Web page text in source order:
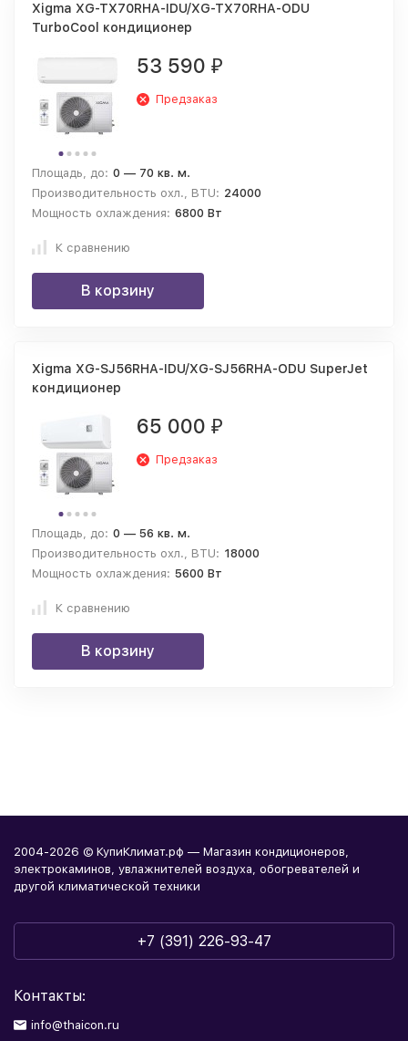
Xigma XG-TX70RHA-IDU/XG-TX70RHA-ODU
TurboCool кондиционер
53 590 ₽
Предзаказ
Площадь, до: 0 — 70 кв. м.
Производительность охл., BTU: 24000
Мощность охлаждения: 6800 Вт
К сравнению
В корзину
Xigma XG-SJ56RHA-IDU/XG-SJ56RHA-ODU SuperJet
кондиционер
65 000 ₽
Предзаказ
Площадь, до: 0 — 56 кв. м.
Производительность охл., BTU: 18000
Мощность охлаждения: 5600 Вт
К сравнению
В корзину
2004-2026 © КупиКлимат.рф — Магазин кондиционеров,
электрокаминов, увлажнителей воздуха, обогревателей и
другой климатической техники
+7 (391) 226-93-47
Контакты:
info@thaicon.ru